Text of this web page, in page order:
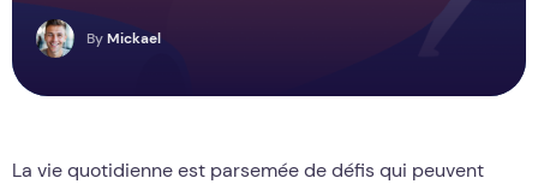
M ByMickael
La vie quotidienne est parsemée de défis qui peuvent